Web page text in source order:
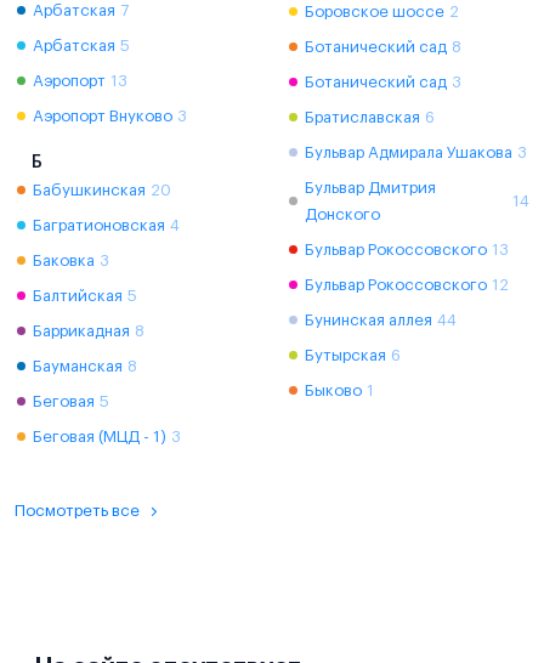
Арбатская 7
Арбатская 5
Аэропорт 13
Аэропорт Внуково 3
Б
Бабушкинская 20
Багратионовская 4
Баковка 3
Балтийская 5
Баррикадная 8
Бауманская 8
Беговая 5
Беговая (МЦД - 1) 3
Боровское шоссе 2
Ботанический сад 8
Ботанический сад 3
Братиславская 6
Бульвар Адмирала Ушакова 3
Бульвар Дмитрия
Донского
14
Бульвар Рокоссовского 13
Бульвар Рокоссовского 12
Бунинская аллея 44
Бутырская 6
Быково 1
Посмотреть все